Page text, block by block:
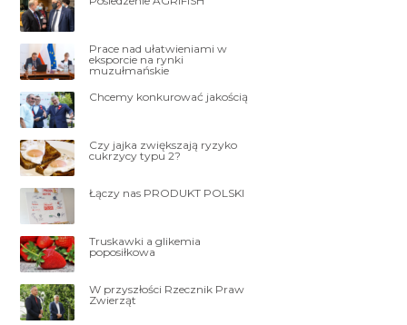
Prace nad ułatwieniami w
eksporcie na rynki
muzułmańskie
Chcemy konkurować jakością
Czy jajka zwiększają ryzyko
cukrzycy typu 2?
Łączy nas PRODUKT POLSKI
Truskawki a glikemia
poposiłkowa
W przyszłości Rzecznik Praw
Zwierząt